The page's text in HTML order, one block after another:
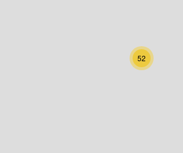
Niederösterreich
Oberösterreich
52